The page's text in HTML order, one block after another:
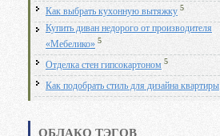
Как выбрать кухонную вытяжку 5
Купить диван недорого от производителя
«Мебелико» 5
Отделка стен гипсокартоном 5
Как подобрать стиль для дизайна квартиры
ОБЛАКО ТЭГОВ